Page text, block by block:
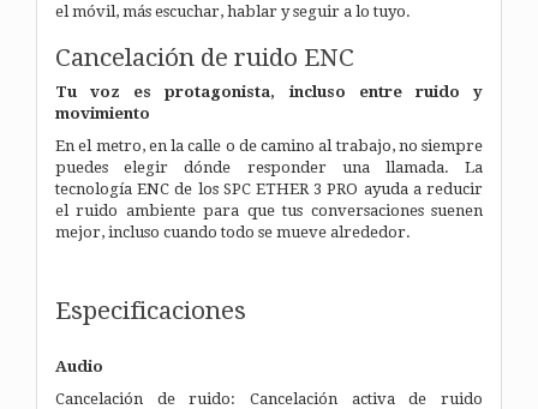
el móvil, más escuchar, hablar y seguir a lo tuyo.
Cancelación de ruido ENC
Tu voz es protagonista, incluso entre ruido y
movimiento
En el metro, en la calle o de camino al trabajo, no siempre
puedes elegir dónde responder una llamada. La
tecnología ENC de los SPC ETHER 3 PRO ayuda a reducir
el ruido ambiente para que tus conversaciones suenen
mejor, incluso cuando todo se mueve alrededor.
Especificaciones
Audio
Cancelación de ruido: Cancelación activa de ruido